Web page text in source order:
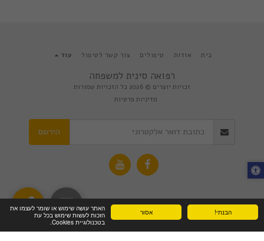
הבנתי! אסור
האתר עושה שימוש או שומר לעצמו את
הזכות לעשות שימוש בכל עת
בטכנולוגיית Cookies.
רפואה סינית למשפחה
זכויות יוצרים © 2026 כל הזכויות שמורות
מדיניות פרטיות
בית אודות טיפולים צור קשר לטיפול עוד
הירשם